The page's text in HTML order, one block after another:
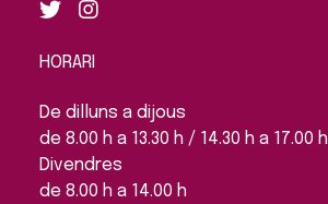
HORARI
De dilluns a dijous
de 8.00 h a 13.30 h / 14.30 h a 17.00 h
Divendres
de 8.00 h a 14.00 h